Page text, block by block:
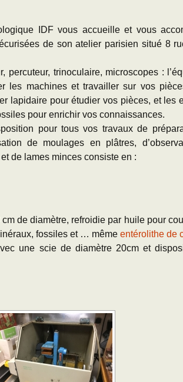
IDF vous accueille et vous
de son atelier parisien situé 8
percuteur, trinoculaire, microscopes :
les machines et travailler sur vos
lapidaire pour étudier vos pièces, et les
pour enrichir vos connaissances.
pour tous vos travaux de
de moulages en plâtres,
de lames minces consiste en :
de diamètre, refroidie par huile pour
fossiles et … même entérolithe de
une scie de diamètre 20cm et